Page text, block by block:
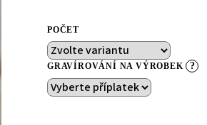
POČET
GRAVÍROVÁNÍ NA VÝROBEK ?